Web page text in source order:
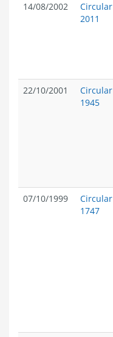
14/08/2002
Circular
2011
22/10/2001
Circular
1945
07/10/1999
Circular
1747